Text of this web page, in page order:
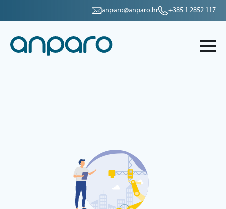
anparo@anparo.hr +385 1 2852 117